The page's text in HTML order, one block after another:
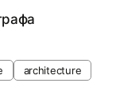
architecture